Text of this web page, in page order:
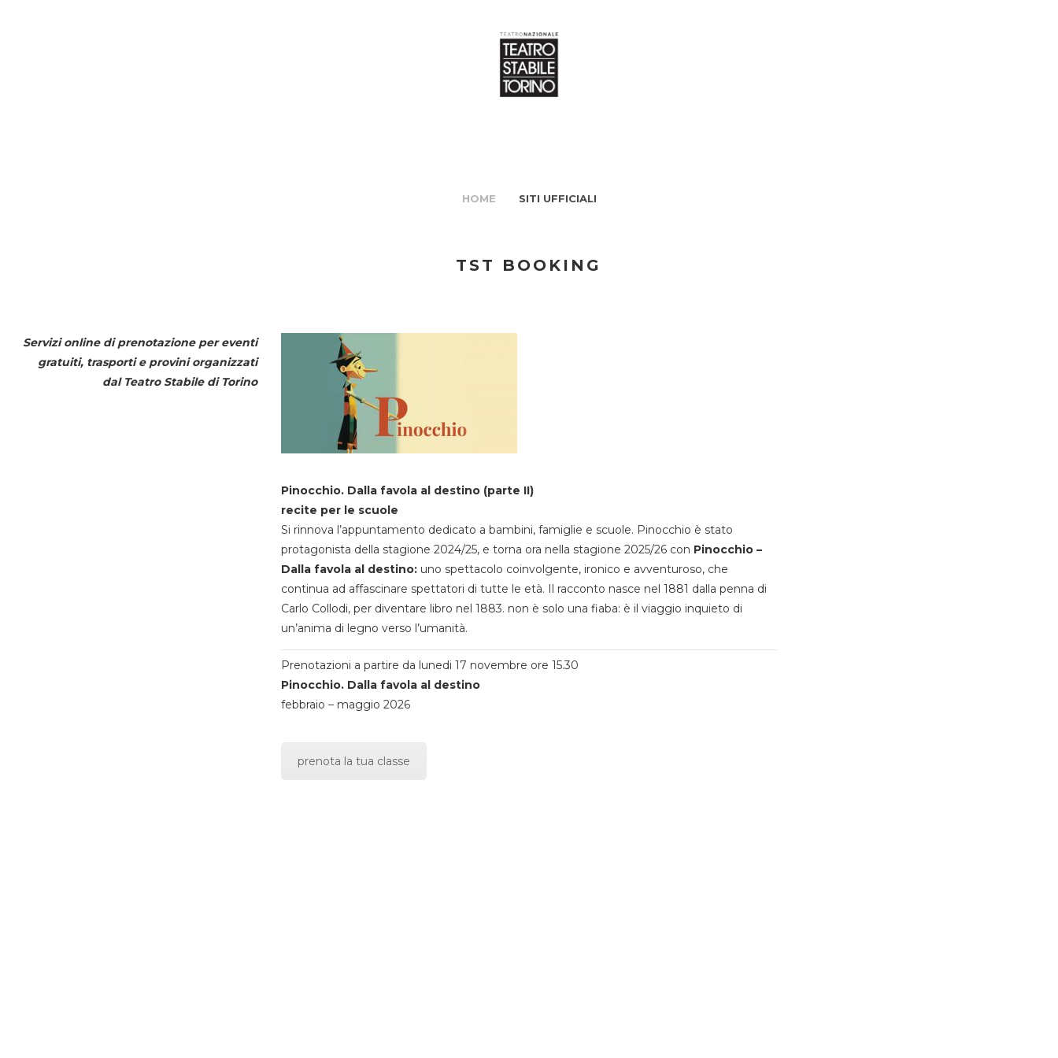
HOME SITI UFFICIALI
TST BOOKING
Servizi online di prenotazione per eventi
gratuiti, trasporti e provini organizzati
dal Teatro Stabile di Torino
Pinocchio. Dalla favola al destino (parte II)
recite per le scuole
Si rinnova l’appuntamento dedicato a bambini, famiglie e scuole. Pinocchio è stato
protagonista della stagione 2024/25, e torna ora nella stagione 2025/26 con Pinocchio –
Dalla favola al destino:uno spettacolo coinvolgente, ironico e avventuroso, che
continua ad affascinare spettatori di tutte le età. Il racconto nasce nel 1881 dalla penna di
Carlo Collodi, per diventare libro nel 1883. non è solo una fiaba: è il viaggio inquieto di
un’anima di legno verso l’umanità.
Prenotazioni a partire da lunedi 17 novembre ore 15.30
Pinocchio. Dalla favola al destino
febbraio – maggio 2026
prenota la tua classe